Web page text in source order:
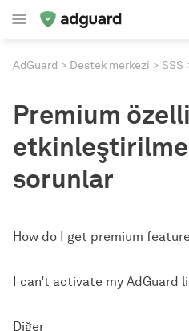
AdGuard Destek merkezi SSS
Premium
sorunlar
How do I get premium
I can’t activate my AdGuard
Diğer